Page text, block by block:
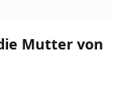
Mutter von